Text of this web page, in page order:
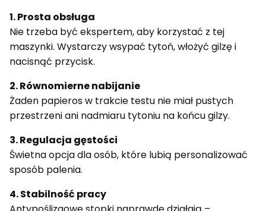
1. Prosta obsługa
Nie trzeba być ekspertem, aby korzystać z tej
maszynki. Wystarczy wsypać tytoń, włożyć gilzę i
nacisnąć przycisk.
2. Równomierne nabijanie
Żaden papieros w trakcie testu nie miał pustych
przestrzeni ani nadmiaru tytoniu na końcu gilzy.
3. Regulacja gęstości
Świetna opcja dla osób, które lubią personalizować
sposób palenia.
4. Stabilność pracy